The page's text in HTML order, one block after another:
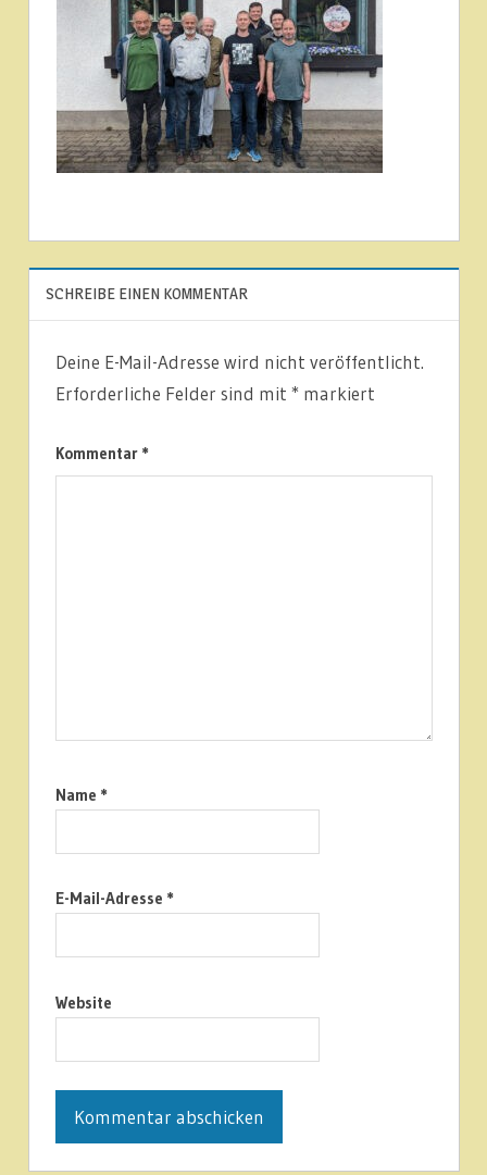
SCHREIBE EINEN KOMMENTAR
Deine E-Mail-Adresse wird nicht veröffentlicht.
Erforderliche Felder sind mit * markiert
Kommentar *
Name *
E-Mail-Adresse *
Website